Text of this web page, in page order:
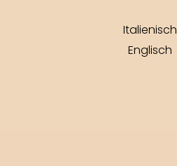
Italienisch
Englisch